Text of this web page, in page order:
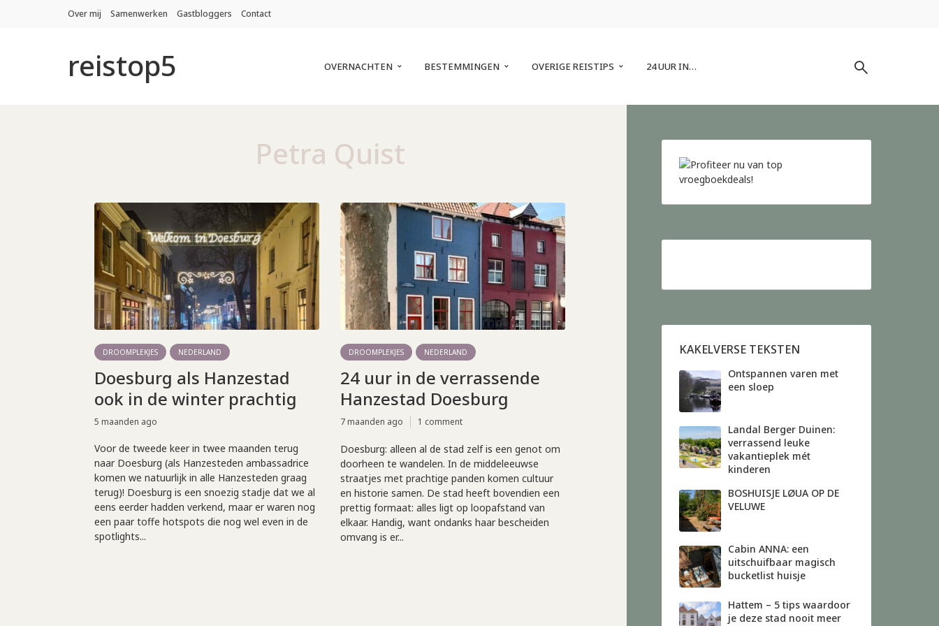
Over mij Samenwerken Gastbloggers Contact
reistop5 OVERNACHTEN BESTEMMINGEN OVERIGE REISTIPS 24 UUR IN…
Petra Quist
DROOMPLEKJES NEDERLAND
Doesburg als Hanzestad
ook in de winter prachtig
5 maanden ago
Voor de tweede keer in twee maanden terug
naar Doesburg (als Hanzesteden ambassadrice
komen we natuurlijk in alle Hanzesteden graag
terug)! Doesburg is een snoezig stadje dat we al
eens eerder hadden verkend, maar er waren nog
een paar toffe hotspots die nog wel even in de
spotlights...
DROOMPLEKJES NEDERLAND
24 uur in de verrassende
Hanzestad Doesburg
7 maanden ago 1 comment
Doesburg: alleen al de stad zelf is een genot om
doorheen te wandelen. In de middeleeuwse
straatjes met prachtige panden komen cultuur
en historie samen. De stad heeft bovendien een
prettig formaat: alles ligt op loopafstand van
elkaar. Handig, want ondanks haar bescheiden
omvang is er...
KAKELVERSE TEKSTEN
Ontspannen varen met
een sloep
Landal Berger Duinen:
verrassend leuke
vakantieplek mét
kinderen
BOSHUISJE LØUA OP DE
VELUWE
Cabin ANNA: een
uitschuifbaar magisch
bucketlist huisje
Hattem – 5 tips waardoor
je deze stad nooit meer